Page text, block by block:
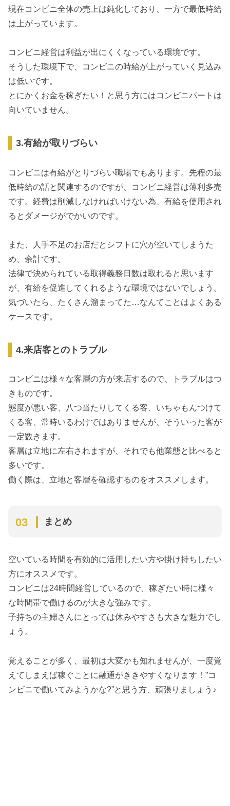
現在コンビニ全体の売上は鈍化しており、一方で最低時給
は上がっています。
コンビニ経営は利益が出にくくなっている環境です。
そうした環境下で、コンビニの時給が上がっていく見込み
は低いです。
とにかくお金を稼ぎたい！と思う方にはコンビニパートは
向いていません。
3.有給が取りづらい
コンビニは有給がとりづらい職場でもあります。先程の最
低時給の話と関連するのですが、コンビニ経営は薄利多売
です。経費は削減しなければいけない為、有給を使用され
るとダメージがでかいのです。
また、人手不足のお店だとシフトに穴が空いてしまうた
め、余計です。
法律で決められている取得義務日数は取れると思います
が、有給を促進してくれるような環境ではないでしょう。
気づいたら、たくさん溜まってた…なんてことはよくある
ケースです。
4.来店客とのトラブル
コンビニは様々な客層の方が来店するので、トラブルはつ
きものです。
態度が悪い客、八つ当たりしてくる客、いちゃもんつけて
くる客、常時いるわけではありませんが、そういった客が
一定数きます。
客層は立地に左右されますが、それでも他業態と比べると
多いです。
働く際は、立地と客層を確認するのをオススメします。
まとめ
空いている時間を有効的に活用したい方や掛け持ちしたい
方にオススメです。
コンビニは24時間経営しているので、稼ぎたい時に様々
な時間帯で働けるのが大きな強みです。
子持ちの主婦さんにとっては休みやすさも大きな魅力でし
ょう。
覚えることが多く、最初は大変かも知れませんが、一度覚
えてしまえば稼ぐことに融通がききやすくなります！”コ
ンビニで働いてみようかな?”と思う方、頑張りましょう♪